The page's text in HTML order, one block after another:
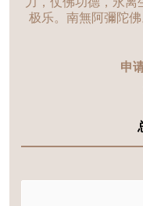
极乐。南無阿彌陀佛
申